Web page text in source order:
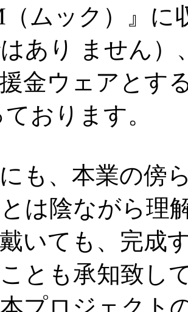
（ムック）』に
あり ません）
金ウェアとす
おります。
も、本業の傍
は陰ながら理
いても、完成
とも承知致し